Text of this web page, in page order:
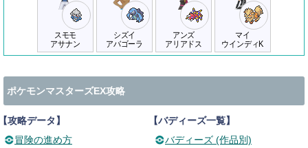
スモモ
アサナン
シズイ
アバゴーラ
アンズ
アリアドス
マイ
ウインディK
ポケモンマスターズEX攻略
攻略データ】
冒険の進め方
【バディーズ一覧】
バディーズ (作品別)